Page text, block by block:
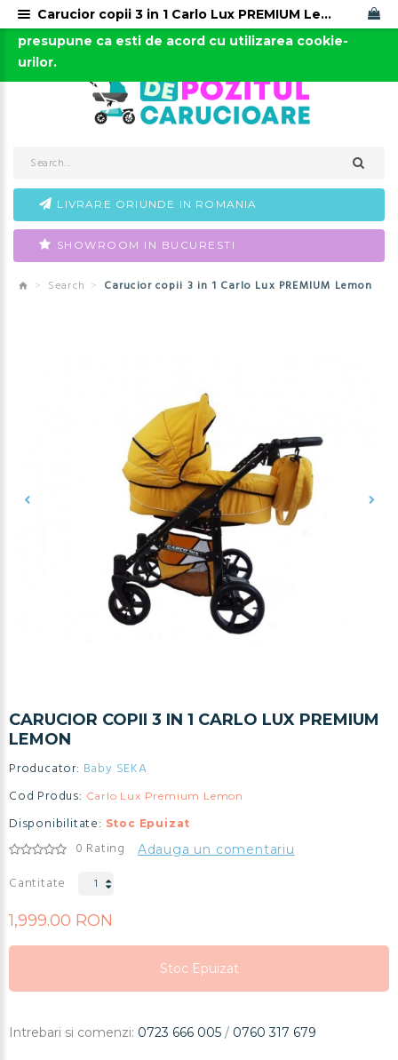
0723-666-005 / 0743-666-006
LIVRARE ORIUNDE IN ROMANIA
SHOWROOM IN BUCURESTI
Search Carucior copii 3 in 1 Carlo Lux PREMIUM Lemon
CARUCIOR COPII 3 IN 1 CARLO LUX PREMIUM
LEMON
Producator: Baby SEKA
Cod Produs: Carlo Lux Premium Lemon
Disponibilitate: Stoc Epuizat
0 Rating Adauga un comentariu
Cantitate
1,999.00 RON
Stoc Epuizat
Stoc Epuizat
Intrebari si comenzi: 0723 666 005 / 0760 317 679
Acest site foloseste cookies. Continuarea navigarii
presupune ca esti de acord cu utilizarea cookie-
urilor.
Carucior copii 3 in 1 Carlo Lux PREMIUM Lemon